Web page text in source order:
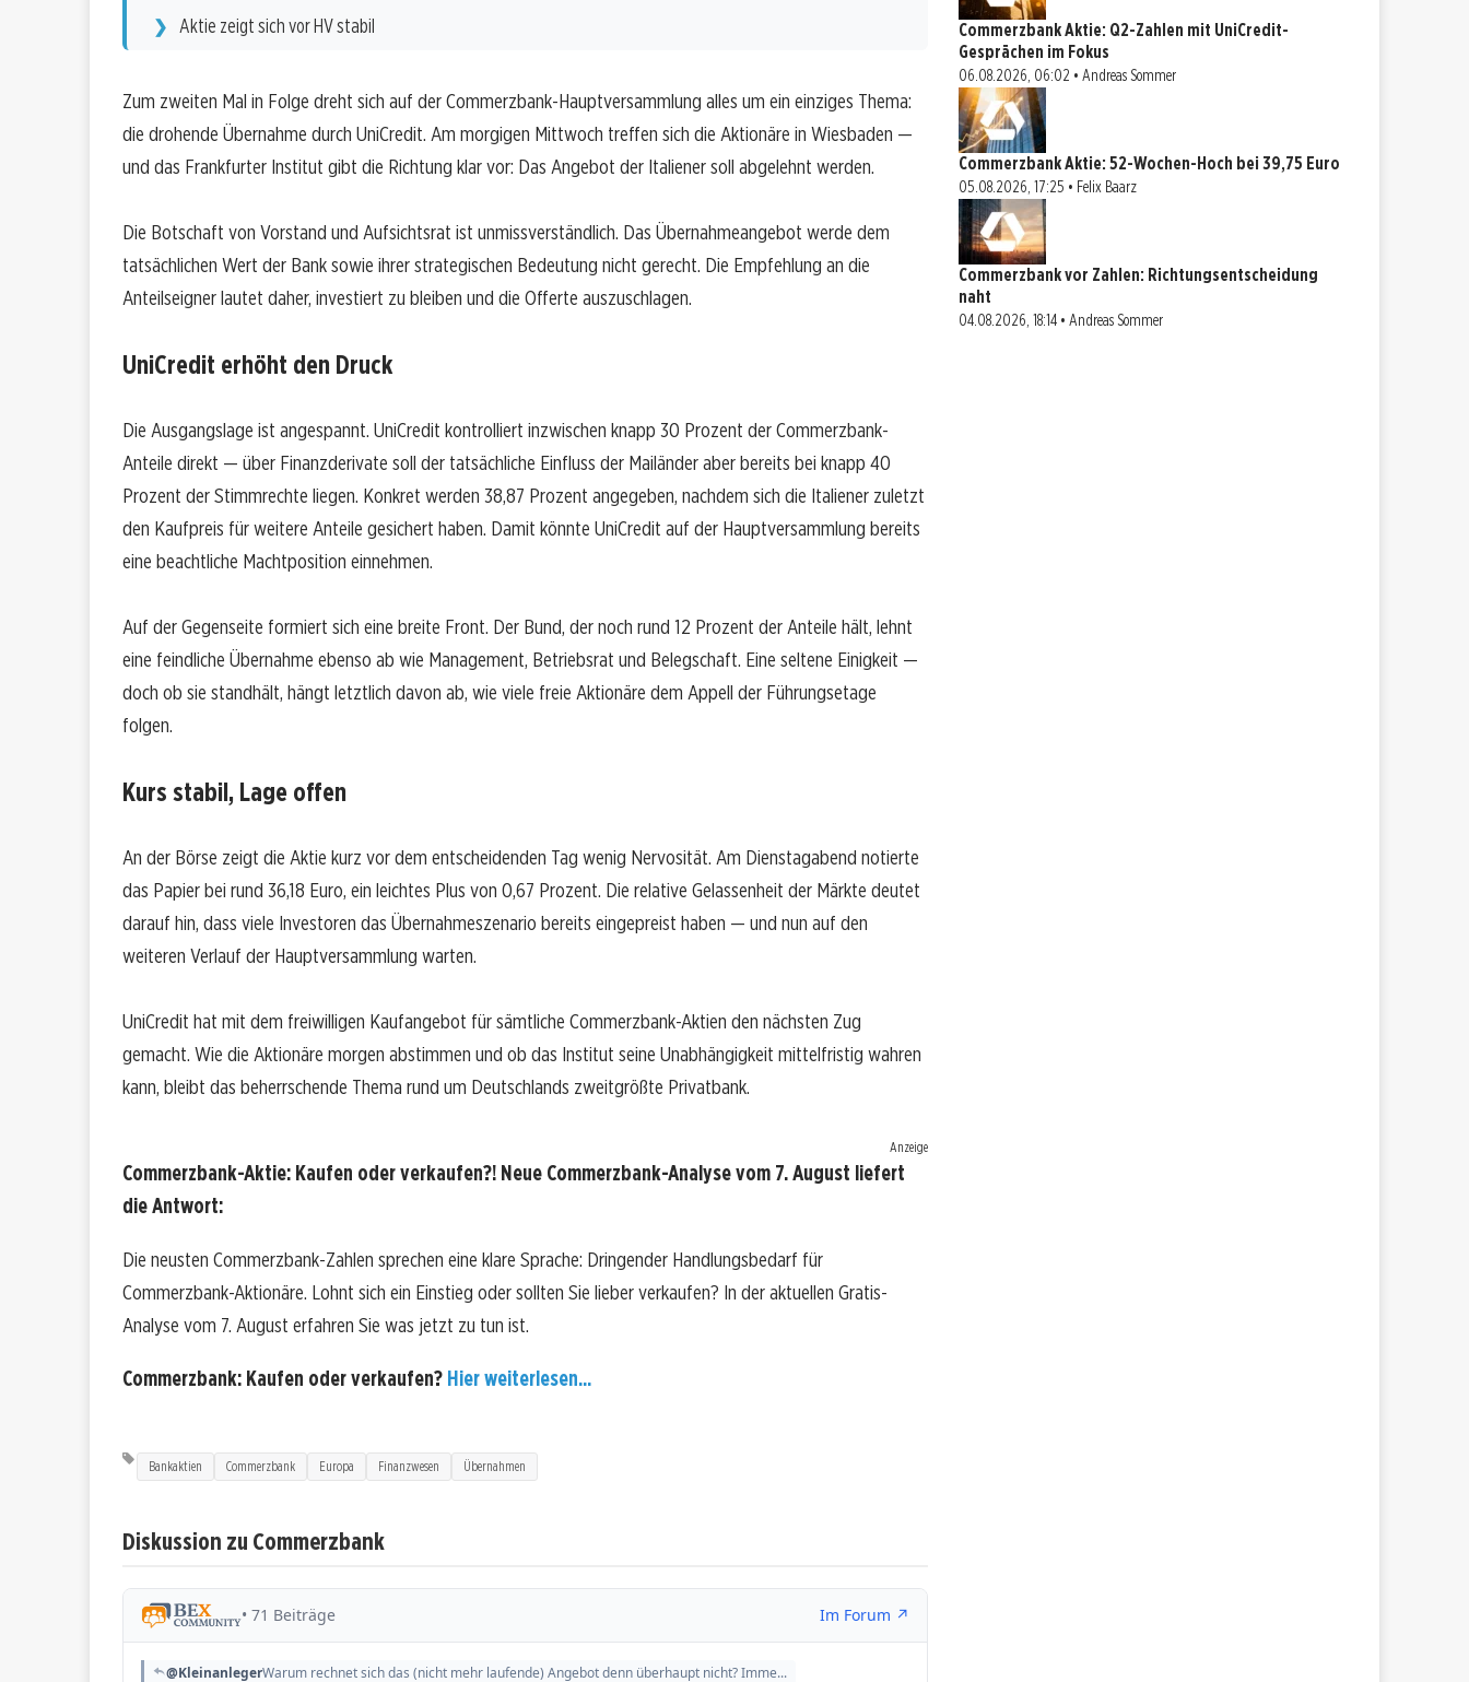
Aktie zeigt sich vor HV stabil
Zum zweiten Mal in Folge dreht sich auf der Commerzbank-Hauptversammlung alles um ein einziges Thema:
die drohende Übernahme durch UniCredit. Am morgigen Mittwoch treffen sich die Aktionäre in Wiesbaden —
und das Frankfurter Institut gibt die Richtung klar vor: Das Angebot der Italiener soll abgelehnt werden.
Die Botschaft von Vorstand und Aufsichtsrat ist unmissverständlich. Das Übernahmeangebot werde dem
tatsächlichen Wert der Bank sowie ihrer strategischen Bedeutung nicht gerecht. Die Empfehlung an die
Anteilseigner lautet daher, investiert zu bleiben und die Offerte auszuschlagen.
UniCredit erhöht den Druck
Die Ausgangslage ist angespannt. UniCredit kontrolliert inzwischen knapp 30 Prozent der Commerzbank-
Anteile direkt — über Finanzderivate soll der tatsächliche Einfluss der Mailänder aber bereits bei knapp 40
Prozent der Stimmrechte liegen. Konkret werden 38,87 Prozent angegeben, nachdem sich die Italiener zuletzt
den Kaufpreis für weitere Anteile gesichert haben. Damit könnte UniCredit auf der Hauptversammlung bereits
eine beachtliche Machtposition einnehmen.
Auf der Gegenseite formiert sich eine breite Front. Der Bund, der noch rund 12 Prozent der Anteile hält, lehnt
eine feindliche Übernahme ebenso ab wie Management, Betriebsrat und Belegschaft. Eine seltene Einigkeit —
doch ob sie standhält, hängt letztlich davon ab, wie viele freie Aktionäre dem Appell der Führungsetage
folgen.
Kurs stabil, Lage offen
An der Börse zeigt die Aktie kurz vor dem entscheidenden Tag wenig Nervosität. Am Dienstagabend notierte
das Papier bei rund 36,18 Euro, ein leichtes Plus von 0,67 Prozent. Die relative Gelassenheit der Märkte deutet
darauf hin, dass viele Investoren das Übernahmeszenario bereits eingepreist haben — und nun auf den
weiteren Verlauf der Hauptversammlung warten.
UniCredit hat mit dem freiwilligen Kaufangebot für sämtliche Commerzbank-Aktien den nächsten Zug
gemacht. Wie die Aktionäre morgen abstimmen und ob das Institut seine Unabhängigkeit mittelfristig wahren
kann, bleibt das beherrschende Thema rund um Deutschlands zweitgrößte Privatbank.
Anzeige
Commerzbank-Aktie: Kaufen oder verkaufen?! Neue Commerzbank-Analyse vom 7. August liefert
die Antwort:
Die neusten Commerzbank-Zahlen sprechen eine klare Sprache: Dringender Handlungsbedarf für
Commerzbank-Aktionäre. Lohnt sich ein Einstieg oder sollten Sie lieber verkaufen? In der aktuellen Gratis-
Analyse vom 7. August erfahren Sie was jetzt zu tun ist.
Commerzbank: Kaufen oder verkaufen? Hier weiterlesen...
Bankaktien Commerzbank Europa Finanzwesen Übernahmen
Diskussion zu Commerzbank
Commerzbank Aktie: Q2-Zahlen mit UniCredit-
Gesprächen im Fokus
06.08.2026, 06:02 • Andreas Sommer
Commerzbank Aktie: 52-Wochen-Hoch bei 39,75 Euro
05.08.2026, 17:25 • Felix Baarz
Commerzbank vor Zahlen: Richtungsentscheidung
naht
04.08.2026, 18:14 • Andreas Sommer